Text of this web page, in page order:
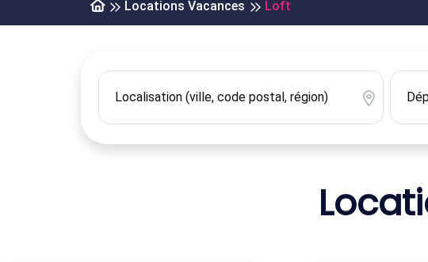
Locations Vacances Loft